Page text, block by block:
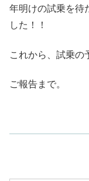
年明けの試乗を待
した！！
これから、試乗の
ご報告まで。